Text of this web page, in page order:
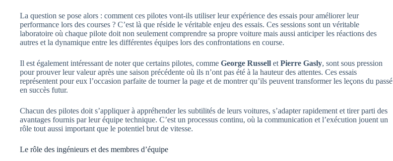
La question se pose alors : comment ces pilotes vont-ils utiliser leur expérience des essais pour améliorer leur
performance lors des courses ? C’est là que réside le véritable enjeu des essais. Ces sessions sont un véritable
laboratoire où chaque pilote doit non seulement comprendre sa propre voiture mais aussi anticiper les réactions des
autres et la dynamique entre les différentes équipes lors des confrontations en course.
Il est également intéressant de noter que certains pilotes, comme George Russell et Pierre Gasly, sont sous pression
pour prouver leur valeur après une saison précédente où ils n’ont pas été à la hauteur des attentes. Ces essais
représentent pour eux l’occasion parfaite de tourner la page et de montrer qu’ils peuvent transformer les leçons du passé
en succès futur.
Chacun des pilotes doit s’appliquer à appréhender les subtilités de leurs voitures, s’adapter rapidement et tirer parti des
avantages fournis par leur équipe technique. C’est un processus continu, où la communication et l’exécution jouent un
rôle tout aussi important que le potentiel brut de vitesse.
Le rôle des ingénieurs et des membres d’équipe